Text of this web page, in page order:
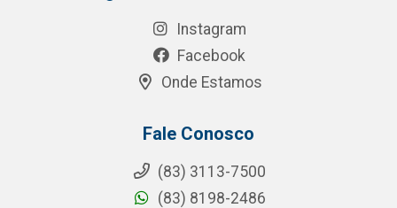
Instagram
Facebook
Onde Estamos
Fale Conosco
(83) 3113-7500
(83) 8198-2486